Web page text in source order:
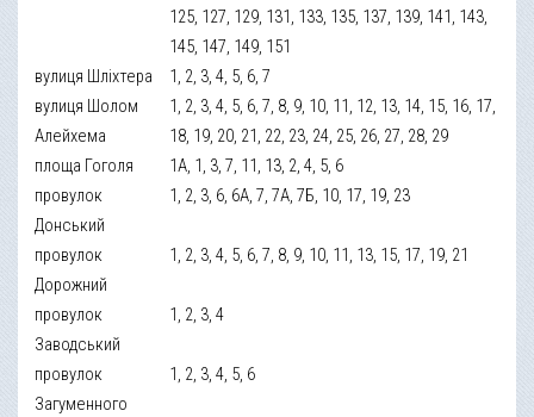
125, 127, 129, 131, 133, 135, 137, 139, 141, 143,
145, 147, 149, 151
вулиця Шліхтера
1, 2, 3, 4, 5, 6, 7
вулиця Шолом
Алейхема
1, 2, 3, 4, 5, 6, 7, 8, 9, 10, 11, 12, 13, 14, 15, 16, 17,
18, 19, 20, 21, 22, 23, 24, 25, 26, 27, 28, 29
площа Гоголя
1А, 1, 3, 7, 11, 13, 2, 4, 5, 6
провулок
Донський
1, 2, 3, 6, 6А, 7, 7А, 7Б, 10, 17, 19, 23
провулок
Дорожний
1, 2, 3, 4, 5, 6, 7, 8, 9, 10, 11, 13, 15, 17, 19, 21
провулок
Заводський
1, 2, 3, 4
провулок
Загуменного
1, 2, 3, 4, 5, 6